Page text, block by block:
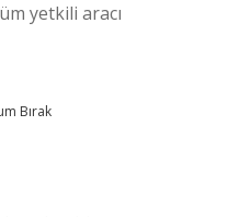
yetkili aracı
Bırak